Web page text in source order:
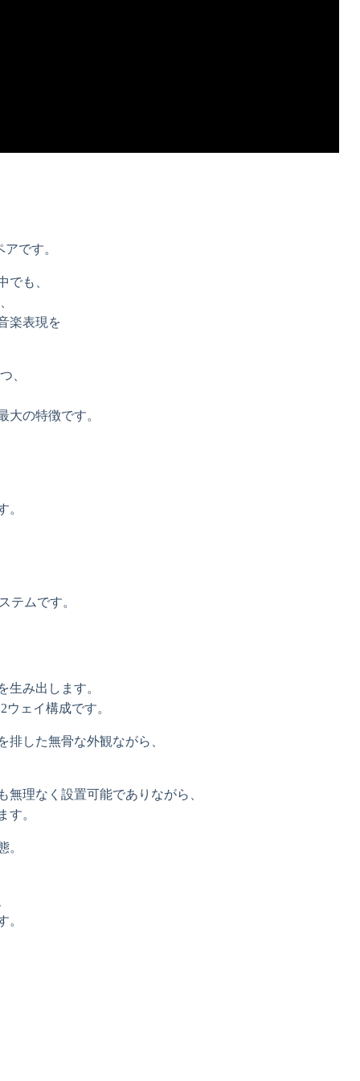
です。
でも、
楽表現を
、
大の特徴です。
。
テムです。
生み出します。
ウェイ構成です。
した無骨な外観ながら、
理なく設置可能でありながら、
す。
。
。